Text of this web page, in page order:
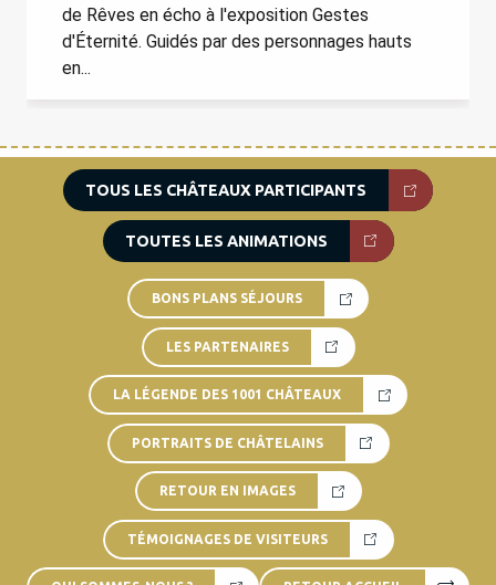
de Rêves en écho à l'exposition Gestes
d'Éternité. Guidés par des personnages hauts
en...
TOUS LES CHÂTEAUX PARTICIPANTS
TOUTES LES ANIMATIONS
BONS PLANS SÉJOURS
LES PARTENAIRES
LA LÉGENDE DES 1001 CHÂTEAUX
PORTRAITS DE CHÂTELAINS
RETOUR EN IMAGES
TÉMOIGNAGES DE VISITEURS